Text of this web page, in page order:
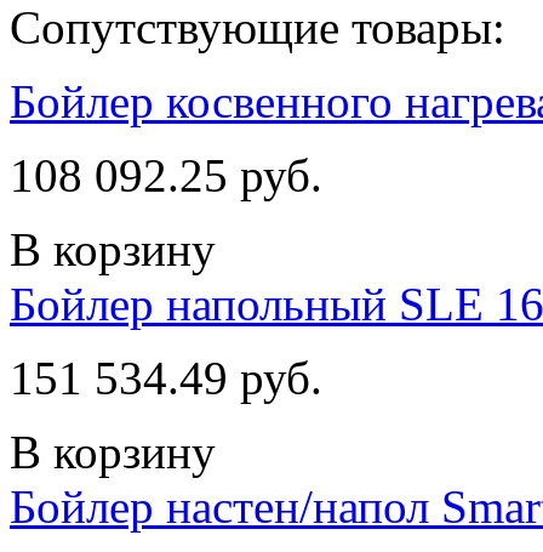
Сопутствующие товары:
Бойлер косвенного
108 092.25 руб.
В корзину
Бойлер напольный SLE
151 534.49 руб.
В корзину
Бойлер настен/напол